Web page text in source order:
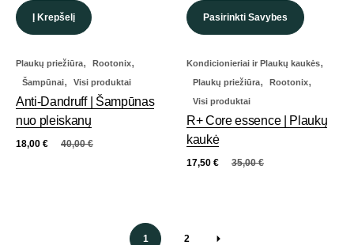
Į Krepšelį
Plaukų priežiūra, Rootonix,
Šampūnai, Visi produktai
Anti-Dandruff | Šampūnas
nuo pleiskanų
40,00€
18,00 €
Pasirinkti Savybes
Kondicionieriai ir Plaukų kaukės,
Plaukų priežiūra, Rootonix,
Visi produktai
R+ Core essence | Plaukų
kaukė
35,00€
17,50 €
1 2